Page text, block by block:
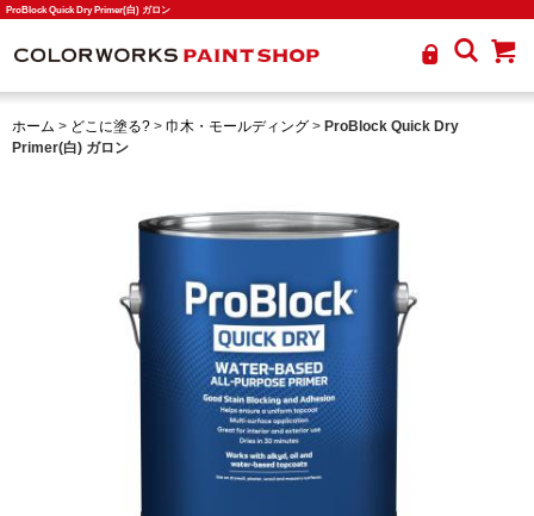
ProBlock Quick Dry Primer(白) ガロン
ホーム > どこに塗る? > 巾木・モールディング > ProBlock Quick Dry
Primer(白) ガロン